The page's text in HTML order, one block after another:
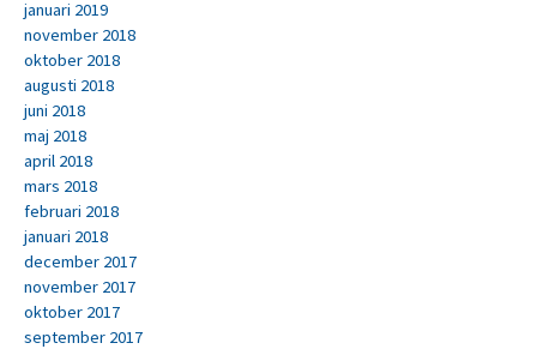
januari 2019
november 2018
oktober 2018
augusti 2018
juni 2018
maj 2018
april 2018
mars 2018
februari 2018
januari 2018
december 2017
november 2017
oktober 2017
september 2017